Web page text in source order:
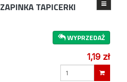
ZAPINKA TAPICERKI
WYPRZEDAŻ
1,19 zł